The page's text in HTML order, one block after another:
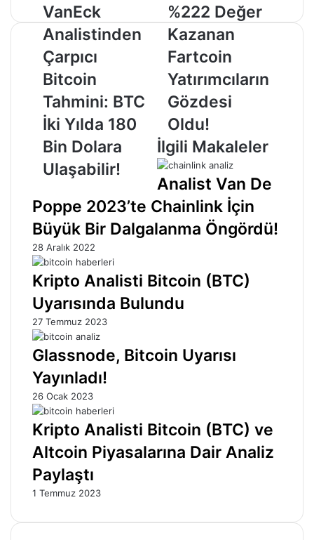
VanEck
Analistinden
Çarpıcı
Bitcoin
Tahmini:
BTC
İki
Yılda
180
Bin
Dolara
Ulaşabilir!
VanEck
Analistinden
Çarpıcı
Bitcoin
Tahmini: BTC
İki Yılda 180
Bin Dolara
Ulaşabilir!
%222
Değer
Kazanan
Fartcoin
Yatırımcıların
Gözdesi
Oldu!
%222 Değer
Kazanan
Fartcoin
Yatırımcıların
Gözdesi
Oldu!
İlgili Makaleler
Analist Van De
Poppe 2023’te Chainlink İçin
Büyük Bir Dalgalanma Öngördü!
28 Aralık 2022
Kripto Analisti Bitcoin (BTC)
Uyarısında Bulundu
27 Temmuz 2023
Glassnode, Bitcoin Uyarısı
Yayınladı!
26 Ocak 2023
Kripto Analisti Bitcoin (BTC) ve
Altcoin Piyasalarına Dair Analiz
Paylaştı
1 Temmuz 2023